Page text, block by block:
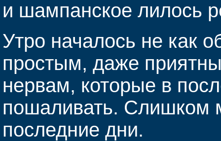
и шампанское лилось
Утро началось не как
простым, даже
нервам, которые в
пошаливать. Слишком
последние дни.